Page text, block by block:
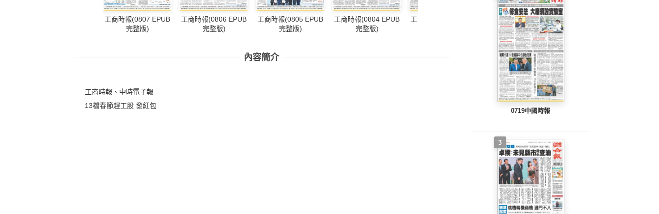
工商時報(0807 EPUB
完整版)
工商時報(0806 EPUB
完整版)
工商時報(0805 EPUB
完整版)
工商時報(0804 EPUB
完整版)
工商時報(0803 EPUB
工商時報(0802 EPUB
完整版)
內容簡介
工商時報、中時電子報
13檔春節趕工股 發紅包
0719中國時報
3